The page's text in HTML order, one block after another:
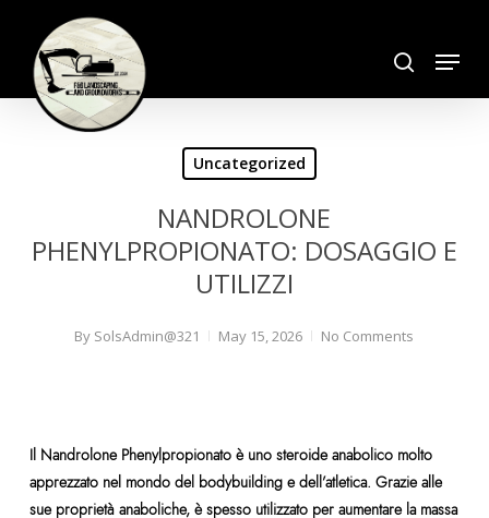
main
content
Menu
Uncategorized
NANDROLONE
PHENYLPROPIONATO: DOSAGGIO E
UTILIZZI
By SolsAdmin@321 May 15, 2026 No Comments
Il Nandrolone Phenylpropionato è uno steroide anabolico molto
apprezzato nel mondo del bodybuilding e dell’atletica. Grazie alle
sue proprietà anaboliche, è spesso utilizzato per aumentare la massa
Close
Menu